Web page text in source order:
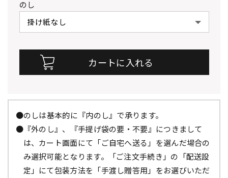
のし
●のしは基本的に『内のし』で承ります。
●『外のし』、『手提げ袋の要・不要』につきまして
は、カート画面にて「ご自宅へ送る」を選んだ場合の
み選択可能となります。「ご注文手続き」の「配送設
定」にて包装方法を「手渡し贈答用」をお選びいただ